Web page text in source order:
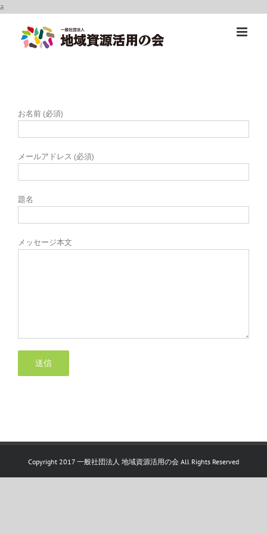
aSkip
content
お名前 (必須)
メールアドレス (必須)
題名
メッセージ本文
Copyright 2017 一般社団法人 地域資源活用の会 All Rights Reserved